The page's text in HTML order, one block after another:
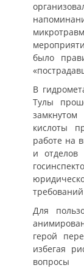
было
В
Тулы
замкнутом
кислоты
работе на
и отделов
Для
герой
избегая
вопросы